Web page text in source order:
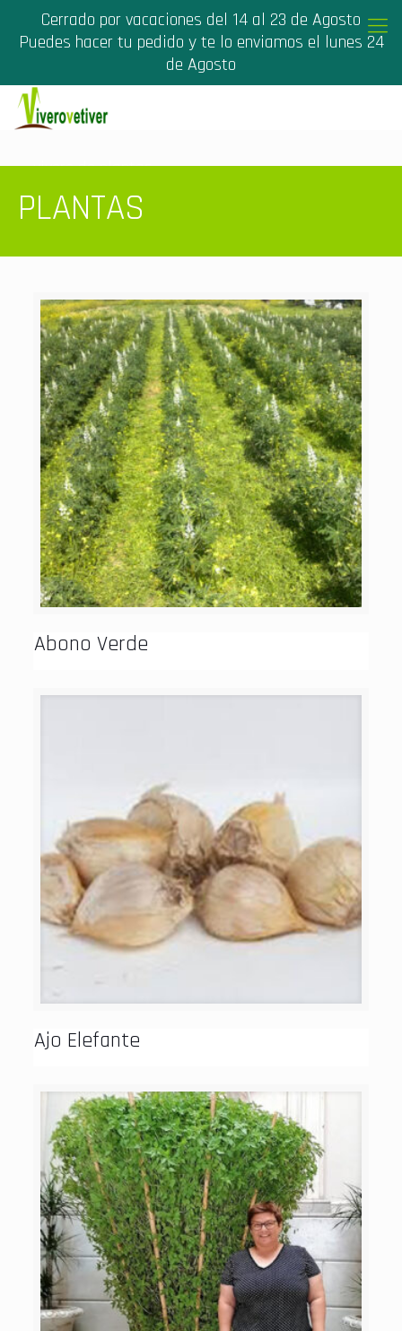
Cerrado por vacaciones del 14 al 23 de Agosto
Puedes hacer tu pedido y te lo enviamos el lunes 24
de Agosto
vivero de plantas
PLANTAS
Abono Verde
Ajo Elefante